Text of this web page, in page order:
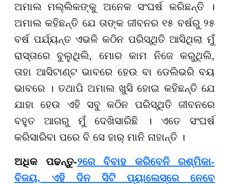
ଅମାଲ ମଲ୍ଲିକଙ୍କୁ ଅନେକ ସଂଘର୍ଷ କରିଛନ୍ତି ।
ଅମାଲ କହିଛନ୍ତି ଯେ ତାଙ୍କ ଜୀବନର ୧୫ ବର୍ଷରୁ ୨୫
ବର୍ଷ ପର୍ଯ୍ୟନ୍ତ ଏଭଳି କଠିନ ପରିସ୍ଥିତି ଆସିଥିଲା ମୁଁ
ରାସ୍ତାରେ ବୁଲୁଥିଲି, ମୋର କାମ ନିଜେ କରୁଥିଲି,
ତାହା ଆସିଟାଣ୍ଟ ଭାବରେ ହେଉ ବା ଡେଲିଭରି ବୟ
ଭାବରେ । ତଥାପି ଅମାଲ ଖୁସି ହୋଇ କହିଛନ୍ତି ଯେ
ଯାହା ହେଉ ଏହି ସବୁ କଠିନ ପରିସ୍ଥିତି ଜୀବନରେ
ବହୁତ ଆଗରୁ ମୁଁ ଦେଖିସାରିଛି । ଏତେ ସଂଘର୍ଷ
କରିସାରିବା ପରେ ବି ସେ ହାର୍ ମାନି ନାହାନ୍ତି ।
ଅଧିକ ପଢନ୍ତୁ-୨ରେ ବିବାହ କରିବେନି ରଶ୍ମିକା-
ବିଜୟ, ଏହି ଦିନ ସିଟି ପ୍ୟାଲେସ୍‌ରେ ନେବେ